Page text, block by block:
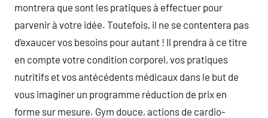
montrera que sont les pratiques à effectuer pour
parvenir à votre idée. Toutefois, il ne se contentera pas
d’exaucer vos besoins pour autant ! Il prendra à ce titre
en compte votre condition corporel, vos pratiques
nutritifs et vos antécédents médicaux dans le but de
vous imaginer un programme réduction de prix en
forme sur mesure. Gym douce, actions de cardio-